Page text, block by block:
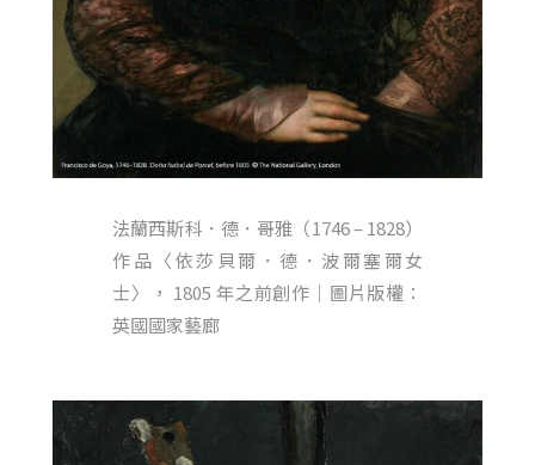
法蘭西斯科．德．哥雅（1746 – 1828）
作品〈依莎貝爾．德．波爾塞爾女
士〉， 1805 年之前創作｜圖片版權：
英國國家藝廊